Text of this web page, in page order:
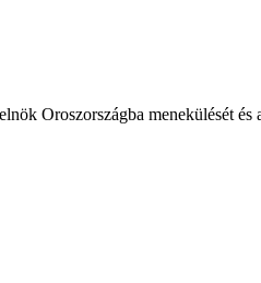
Oroszországba menekülését és